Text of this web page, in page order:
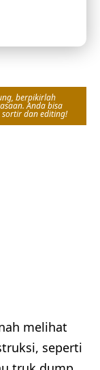
berpikirlah
Anda bisa
dan editing!
melihat
seperti